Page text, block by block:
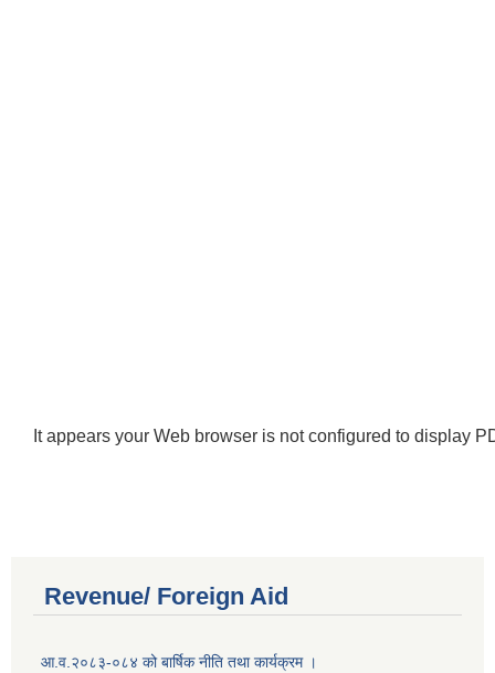
It appears your Web browser is not configured to display
Revenue/ Foreign Aid
आ.व.२०८३-०८४ को बार्षिक नीति तथा कार्यक्रम ।